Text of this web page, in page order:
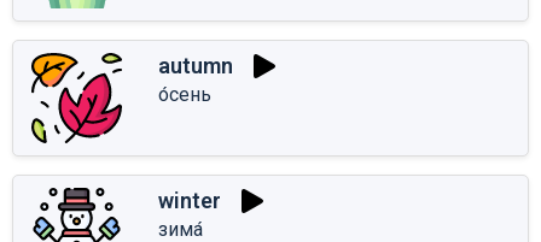
autumn
о́сень
winter
зима́